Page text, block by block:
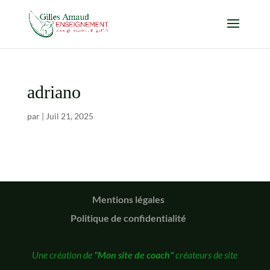
adriano
par | Juil 21, 2025
Mentions légales
Politique de confidentialité
Une création de "Mon site de coach"créateurs de site